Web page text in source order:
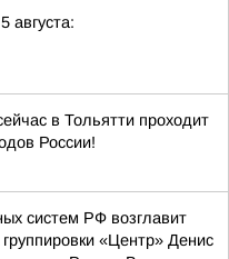
августа:
в Тольятти проходит
России!
систем РФ возглавит
«Центр» Денис